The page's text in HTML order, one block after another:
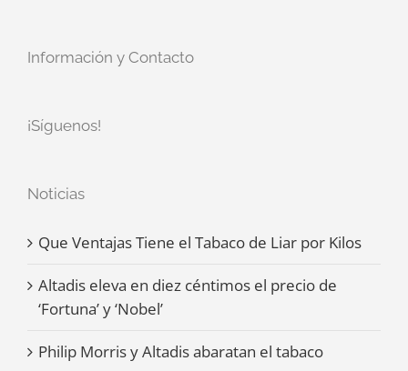
Información y Contacto
¡Síguenos!
Noticias
Que Ventajas Tiene el Tabaco de Liar por Kilos
Altadis eleva en diez céntimos el precio de
‘Fortuna’ y ‘Nobel’
Philip Morris y Altadis abaratan el tabaco